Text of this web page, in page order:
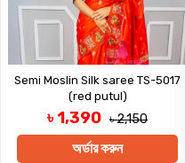
Semi Moslin Silk saree TS-5017
(red putul)
৳ 1,390 ৳ 2,150
অর্ডার করুন